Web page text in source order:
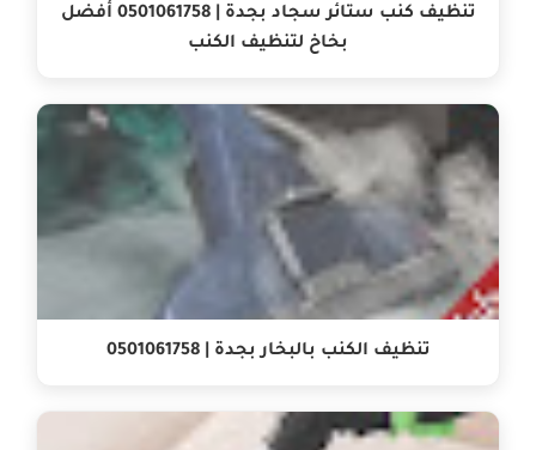
تنظيف كنب ستائر سجاد بجدة | 0501061758 أفضل
بخاخ لتنظيف الكنب
تنظيف الكنب بالبخار بجدة | 0501061758